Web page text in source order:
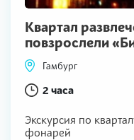
Квартал
повзрослели
Гамбург
2 часа
Экскурсия по
фонарей